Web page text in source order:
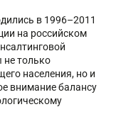
в 1996–2011
на российском
не только
населения, но и
внимание балансу